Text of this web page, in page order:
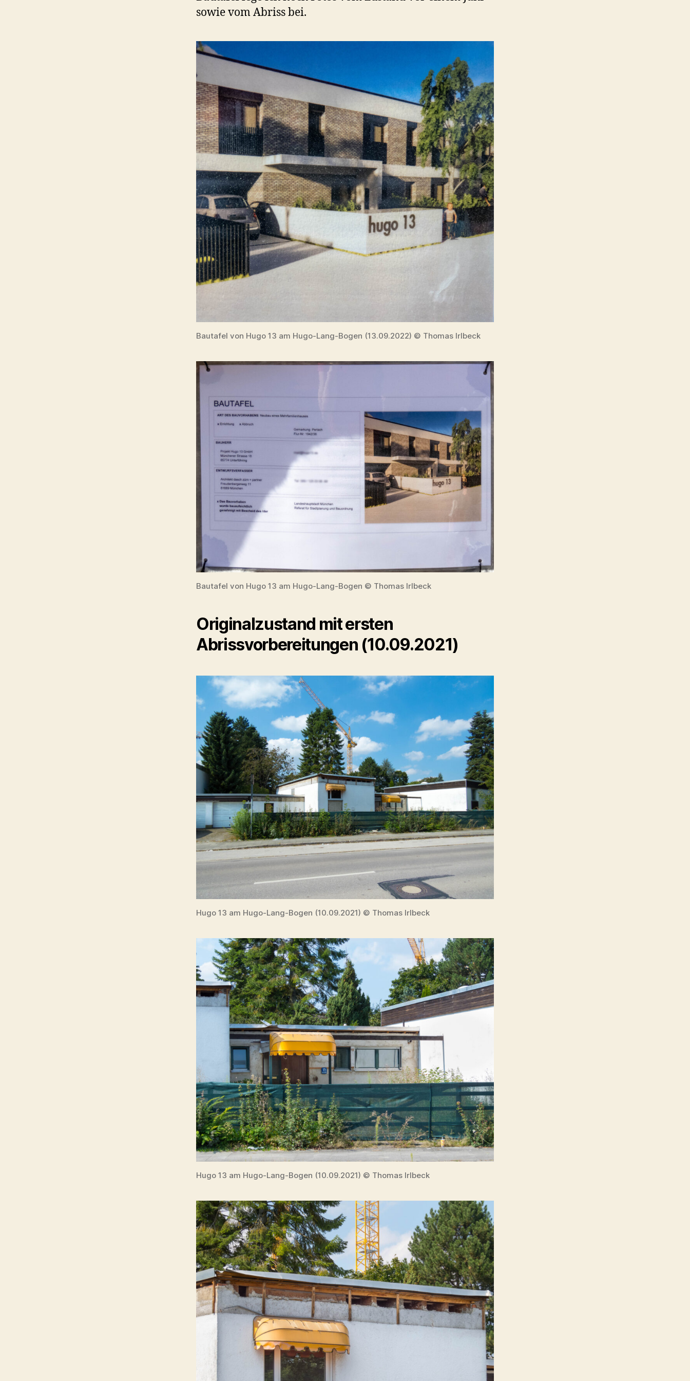
sowie vom Abriss bei.
Bautafel von Hugo 13 am Hugo-Lang-Bogen (13.09.2022) © Thomas Irlbeck
Bautafel von Hugo 13 am Hugo-Lang-Bogen © Thomas Irlbeck
Originalzustand mit ersten
Abrissvorbereitungen (10.09.2021)
Hugo 13 am Hugo-Lang-Bogen (10.09.2021) © Thomas Irlbeck
Hugo 13 am Hugo-Lang-Bogen (10.09.2021) © Thomas Irlbeck